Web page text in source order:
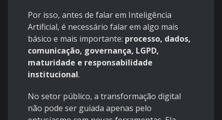
Por isso, antes de falar em Inteligência
Artificial, é necessário falar em algo mais
básico e mais importante: processo, dados,
comunicação, governança, LGPD,
maturidade e responsabilidade
institucional.
No setor público, a transformação digital
não pode ser guiada apenas pelo